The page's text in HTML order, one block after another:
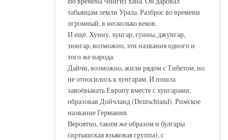
табынцам земли Урала. Разброс во времени
огромный, в несколько веков.
И ещё. Хунну, хунгар, гунны, джунгар,
зюнгар, возможно, эти названия одного и
того же народа.
Дайчи, возможно, жили рядом с Тибетом, но
не относились к хунгарам. И пошла
завоёвывать Европу вместе с хунгарами,
образовав Дойчланд (Deutschland). Римское
название Германия.
Вероятно, таким же образом и булгары
(иртышская языковая группа), с